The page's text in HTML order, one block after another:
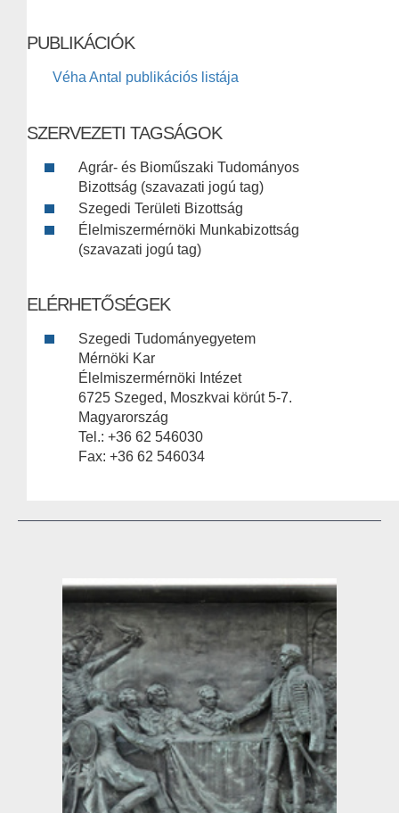
PUBLIKÁCIÓK
Véha Antal publikációs listája
SZERVEZETI TAGSÁGOK
Agrár- és Bioműszaki Tudományos
Bizottság (szavazati jogú tag)
Szegedi Területi Bizottság
Élelmiszermérnöki Munkabizottság
(szavazati jogú tag)
ELÉRHETŐSÉGEK
Szegedi Tudományegyetem
Mérnöki Kar
Élelmiszermérnöki Intézet
6725 Szeged, Moszkvai körút 5-7.
Magyarország
Tel.: +36 62 546030
Fax: +36 62 546034